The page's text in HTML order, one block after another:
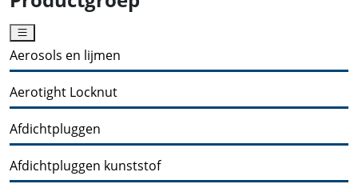
Aerosols en lijmen
Aerotight Locknut
Afdichtpluggen
Afdichtpluggen kunststof